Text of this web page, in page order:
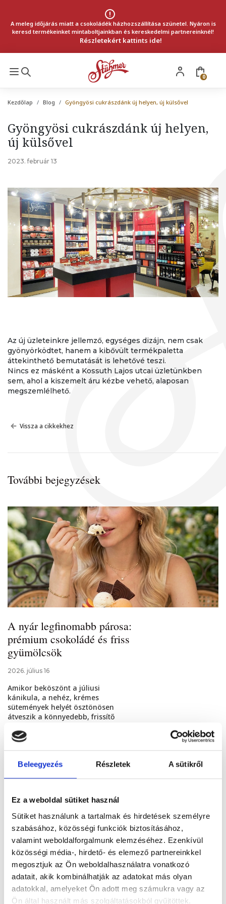
Beleegyezés Részletek A sütikről
Ez a weboldal sütiket használ
Sütiket használunk a tartalmak és hirdetések személyre
szabásához, közösségi funkciók biztosításához,
valamint weboldalforgalmunk elemzéséhez. Ezenkívül
közösségi média-, hirdető- és elemező partnereinkkel
megosztjuk az Ön weboldalhasználatra vonatkozó
adatait, akik kombinálhatják az adatokat más olyan
adatokkal, amelyeket Ön adott meg számukra vagy az
Ön által használt más szolgáltatásokból gyűjtöttek.
A meleg időjárás miatt a csokoládék házhozszállítása szünetel. Nyáron is
keresd termékeinket mintaboltjainkban és kereskedelmi partnereinknél!
Részletekért kattints ide!
0
Kezdőlap Blog Gyöngyösi cukrászdánk új helyen, új külsővel
Gyöngyösi cukrászdánk új helyen,
új külsővel
2023. február 13
Az új üzleteinkre jellemző, egységes dizájn, nem csak
gyönyörködtet, hanem a kibővült termékpaletta
áttekinthető bemutatását is lehetővé teszi.
Nincs ez másként a Kossuth Lajos utcai üzletünkben
sem, ahol a kiszemelt áru kézbe vehető, alaposan
megszemlélhető.
Vissza a cikkekhez
További bejegyzések
A nyár legfinomabb párosa:
prémium csokoládé és friss
gyümölcsök
2026. július 16
Amikor beköszönt a júliusi
kánikula, a nehéz, krémes
sütemények helyét ösztönösen
átveszik a könnyedebb, frissítő
és a friss, lédús gyümölcsök
tökéletes párost alkot...
Amikor túl meleg van a
sütéshez – hűsítő édességek
nyári napokra